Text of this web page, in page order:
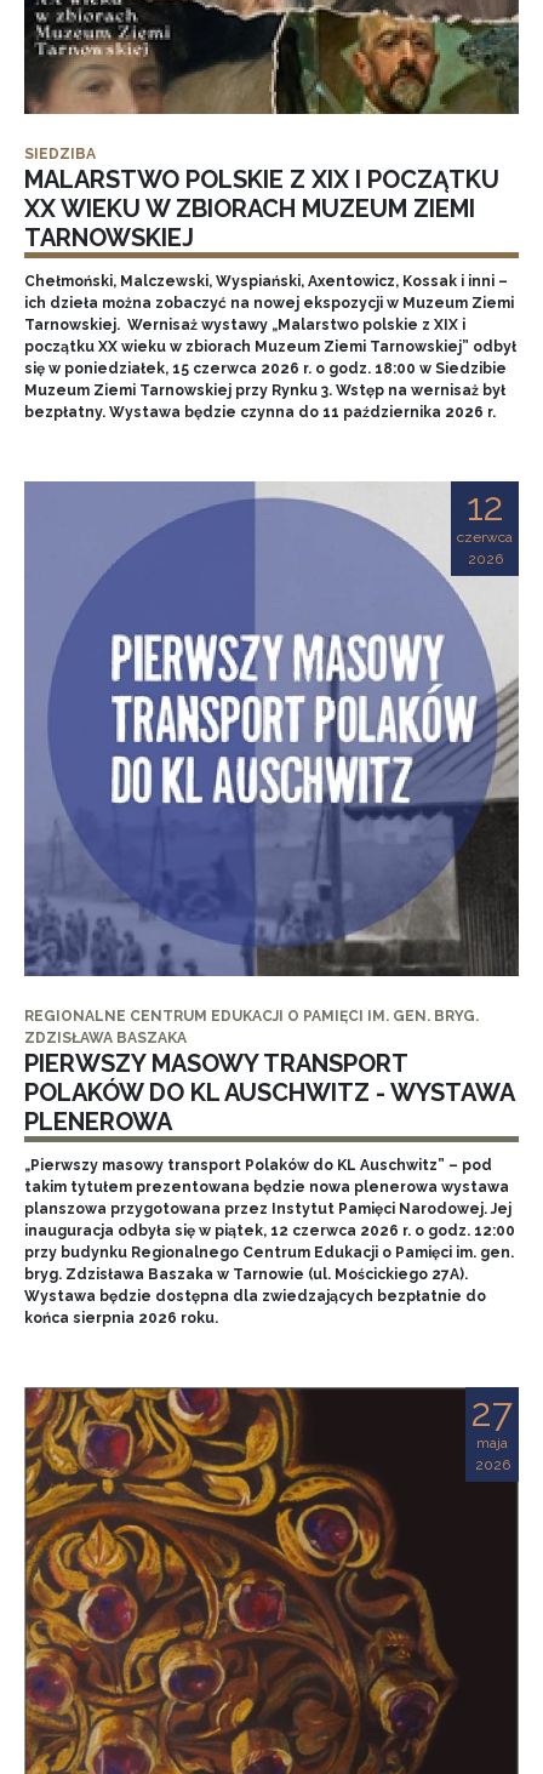
SIEDZIBA
MALARSTWO POLSKIE Z XIX I POCZĄTKU
XX WIEKU W ZBIORACH MUZEUM ZIEMI
TARNOWSKIEJ
Chełmoński, Malczewski, Wyspiański, Axentowicz, Kossak i inni –
ich dzieła można zobaczyć na nowej ekspozycji w Muzeum Ziemi
Tarnowskiej. Wernisaż wystawy „Malarstwo polskie z XIX i
początku XX wieku w zbiorach Muzeum Ziemi Tarnowskiej” odbył
się w poniedziałek, 15 czerwca 2026 r. o godz. 18:00 w Siedzibie
Muzeum Ziemi Tarnowskiej przy Rynku 3. Wstęp na wernisaż był
bezpłatny. Wystawa będzie czynna do 11 października 2026 r.
12
czerwca
2026
REGIONALNE CENTRUM EDUKACJI O PAMIĘCI IM. GEN. BRYG.
ZDZISŁAWA BASZAKA
PIERWSZY MASOWY TRANSPORT
POLAKÓW DO KL AUSCHWITZ - WYSTAWA
PLENEROWA
„Pierwszy masowy transport Polaków do KL Auschwitz” – pod
takim tytułem prezentowana będzie nowa plenerowa wystawa
planszowa przygotowana przez Instytut Pamięci Narodowej. Jej
inauguracja odbyła się w piątek, 12 czerwca 2026 r. o godz. 12:00
przy budynku Regionalnego Centrum Edukacji o Pamięci im. gen.
bryg. Zdzisława Baszaka w Tarnowie (ul. Mościckiego 27A).
Wystawa będzie dostępna dla zwiedzających bezpłatnie do
końca sierpnia 2026 roku.
27
maja
2026